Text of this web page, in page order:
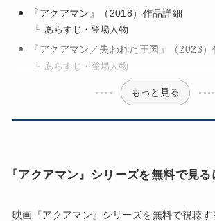
『アクアマン』（2018）作品詳細
あらすじ・登場人物
『アクアマン／失われた王国』（2023
あらすじ・登場人物
もっと見る
『アクアマン』シリーズを無料で見る
映画『アクアマン』シリーズを無料で視聴す